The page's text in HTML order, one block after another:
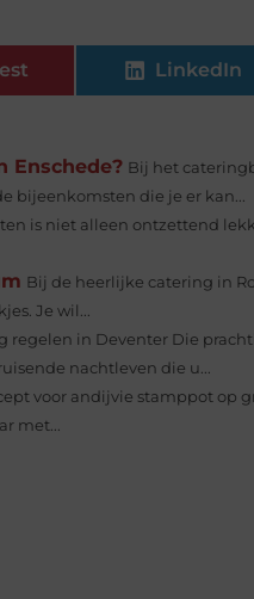
LinkedIn
Enschede? Bij het
bijeenkomsten die je er kan...
is niet alleen ontzettend
Bij de heerlijke catering in
Je wil...
regelen in Deventer Die
nachtleven die u...
voor andijvie stamppot op
met...